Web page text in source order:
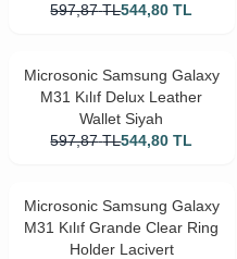
597,87 TL544,80 TL
Microsonic Samsung Galaxy
M31 Kılıf Delux Leather
Wallet Siyah
597,87 TL544,80 TL
Microsonic Samsung Galaxy
M31 Kılıf Grande Clear Ring
Holder Lacivert